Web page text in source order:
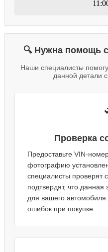
🔍 Нужна помощь
Наши специалисты
данной детали
Проверка
Предоставьте VIN-
фотографию
специалисты проверят
подтвердят, что данная
для вашего
ошибок при покупке.